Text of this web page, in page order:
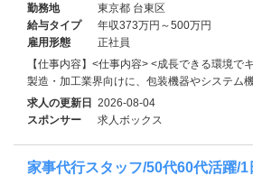
勤務地
東京都 台東区
給与タイプ
年収373万円～500万円
雇用形態
正社員
【仕事内容】<仕事内容> <成長できる環境で
製造・加工業界向けに、包装機器やシステム
求人の更新日 2026-08-04
スポンサー
求人ボックス
家事代行スタッフ/50代60代活躍/